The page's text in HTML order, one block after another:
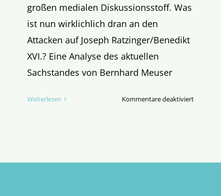
großen medialen Diskussionsstoff. Was
ist nun wirklichlich dran an den
Attacken auf Joseph Ratzinger/Benedikt
XVI.? Eine Analyse des aktuellen
Sachstandes von Bernhard Meuser
Weiterlesen Kommentare deaktiviertfür